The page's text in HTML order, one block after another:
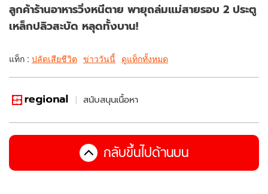
ลูกค้าร้านอาหารวิ่งหนีตาย พายุถล่มแม่สายรอบ 2 ประตู
เหล็กปลิวสะบัด หลุดทั้งบาน!
แท็ก : ปลัดเสียชีวิต ข่าววันนี้ ดูแท็กทั้งหมด
สนับสนุนเนื้อหา
กลับขึ้นไปด้านบน